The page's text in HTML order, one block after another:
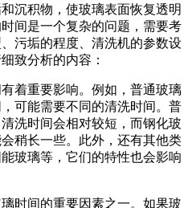
沉积物，使玻璃表面恢复透明
间是一个复杂的问题，需要考
污垢的程度、清洗机的参数设
致分析的内容：
着重要影响。例如，普通玻璃
可能需要不同的清洗时间。普
洗时间会相对较短，而钢化玻
稍长一些。此外，还有其他类
玻璃等，它们的特性也会影响
时间的重要因素之一。如果玻